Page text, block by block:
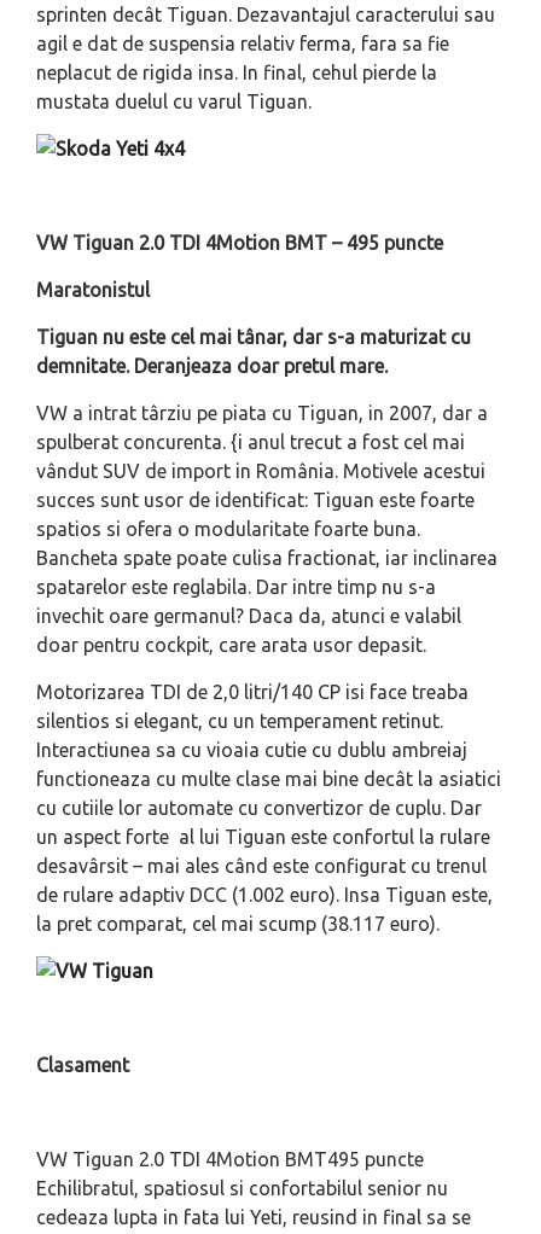
sprinten decât Tiguan. Dezavantajul caracterului sau
agil e dat de suspensia relativ ferma, fara sa fie
neplacut de rigida insa. In final, cehul pierde la
mustata duelul cu varul Tiguan.
VW Tiguan 2.0 TDI 4Motion BMT – 495 puncte
Maratonistul
Tiguan nu este cel mai tânar, dar s-a maturizat cu
demnitate. Deranjeaza doar pretul mare.
VW a intrat târziu pe piata cu Tiguan, in 2007, dar a
spulberat concurenta. {i anul trecut a fost cel mai
vândut SUV de import in România. Motivele acestui
succes sunt usor de identificat: Tiguan este foarte
spatios si ofera o modularitate foarte buna.
Bancheta spate poate culisa fractionat, iar inclinarea
spatarelor este reglabila. Dar intre timp nu s-a
invechit oare germanul? Daca da, atunci e valabil
doar pentru cockpit, care arata usor depasit.
Motorizarea TDI de 2,0 litri/140 CP isi face treaba
silentios si elegant, cu un temperament retinut.
Interactiunea sa cu vioaia cutie cu dublu ambreiaj
functioneaza cu multe clase mai bine decât la asiatici
cu cutiile lor automate cu convertizor de cuplu. Dar
un aspect forte al lui Tiguan este confortul la rulare
desavârsit – mai ales când este configurat cu trenul
de rulare adaptiv DCC (1.002 euro). Insa Tiguan este,
la pret comparat, cel mai scump (38.117 euro).
Clasament
VW Tiguan 2.0 TDI 4Motion BMT495 puncte
Echilibratul, spatiosul si confortabilul senior nu
cedeaza lupta in fata lui Yeti, reusind in final sa se